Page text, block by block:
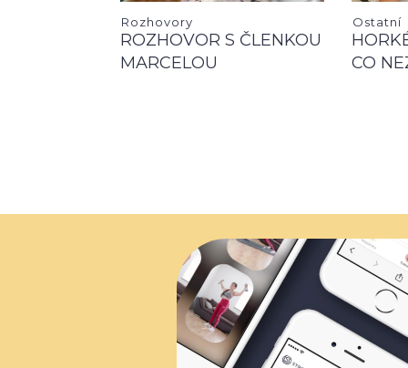
Rozhovory
ROZHOVOR S ČLENKOU
MARCELOU
Ostatní
CO